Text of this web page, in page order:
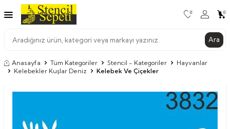
Ara
0 0
Anasayfa Tüm Kategoriler Stencil - Kategoriler
Hayvanlar
Kelebekler Kuşlar Deniz
Kelebek Ve Çiçekler